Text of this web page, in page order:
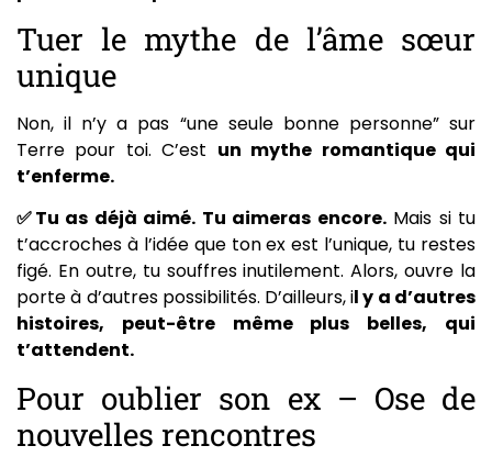
Tuer le mythe de l’âme sœur
unique
Non, il n’y a pas “une seule bonne personne” sur
Terre pour toi. C’est un mythe romantique qui
t’enferme.
✅Tu as déjà aimé. Tu aimeras encore.Mais si tu
t’accroches à l’idée que ton ex est l’unique, tu restes
figé. En outre, tu souffres inutilement. Alors, ouvre la
porte à d’autres possibilités. D’ailleurs, il y a d’autres
histoires, peut-être même plus belles, qui
t’attendent.
Pour oublier son ex – Ose de
nouvelles rencontres